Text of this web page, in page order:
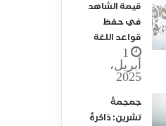
قيمة الشاهد
في حفظ
قواعد اللغة
1
أبريل،
2025
جمجمةُ
تشرين: ذاكرةٌ